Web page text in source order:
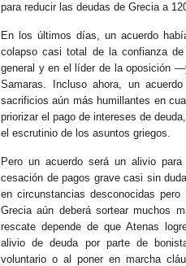
para reducir las deudas de Grecia a
En los últimos días, un acuerdo
colapso casi total de la confianza
general y en el líder de la oposición
Samaras. Incluso ahora, un
sacrificios aún más humillantes en
priorizar el pago de intereses de
el escrutinio de los asuntos griegos.
Pero un acuerdo será un alivio
cesación de pagos grave casi sin
en circunstancias desconocidas
Grecia aún deberá sortear muchos
rescate depende de que Atenas
alivio de deuda por parte de
voluntario o al poner en marcha